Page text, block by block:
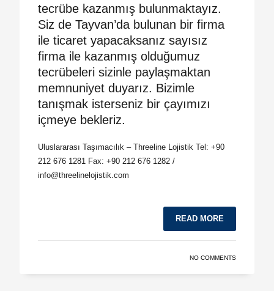
tecrübe kazanmış bulunmaktayız.
Siz de Tayvan’da bulunan bir firma
ile ticaret yapacaksanız sayısız
firma ile kazanmış olduğumuz
tecrübeleri sizinle paylaşmaktan
memnuniyet duyarız. Bizimle
tanışmak isterseniz bir çayımızı
içmeye bekleriz.
Uluslararası Taşımacılık – Threeline Lojistik Tel: +90
212 676 1281 Fax: +90 212 676 1282 /
info@threelinelojistik.com
READ MORE
NO COMMENTS